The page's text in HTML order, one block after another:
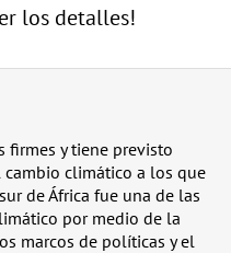
los detalles!
firmes y tiene previsto
climático a los que
de África fue una de las
por medio de la
marcos de políticas y el